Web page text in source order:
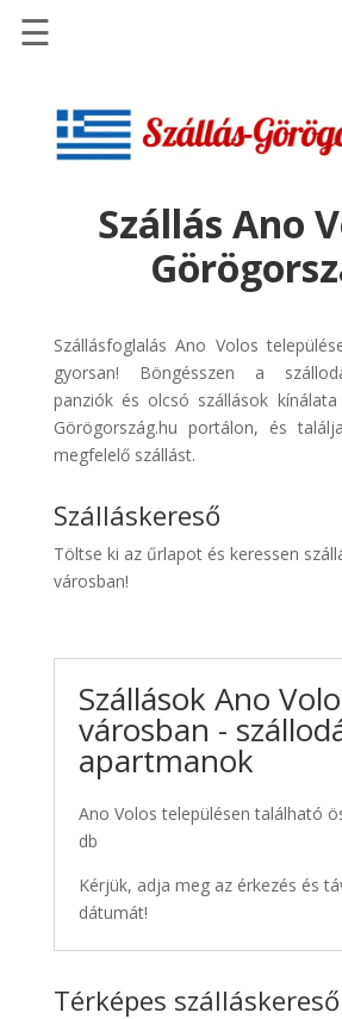
Szállások
Repülőjegy
pénzvisszatérítéssel
Discover
Cars
Transzfer
Kiwi
Taxi
☰
Szállás Ano
Szállásfoglalás Ano Volos
gyorsan! Böngésszen a
panziók és olcsó szállások
Görögország.hu portálon, és
megfelelő szállást.
Szálláskereső
Töltse ki az űrlapot és keressen
városban!
Szállások Ano
városban -
apartmanok
Ano Volos településen található
db
Kérjük, adja meg az érkezés és
dátumát!
Térképes szálláskereső